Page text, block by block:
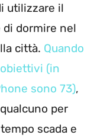
utilizzare il
di dormire nel
città. Quando
(in
sono 73),
per
scada e